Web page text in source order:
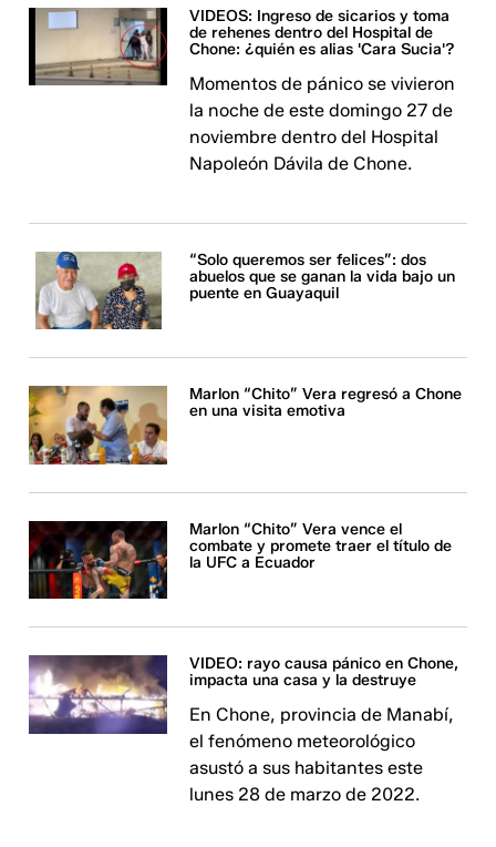
VIDEOS: Ingreso de sicarios y toma
de rehenes dentro del Hospital de
Chone: ¿quién es alias 'Cara Sucia'?
Momentos de pánico se vivieron
la noche de este domingo 27 de
noviembre dentro del Hospital
Napoleón Dávila de Chone.
“Solo queremos ser felices”: dos
abuelos que se ganan la vida bajo un
puente en Guayaquil
Marlon “Chito” Vera regresó a Chone
en una visita emotiva
Marlon “Chito” Vera vence el
combate y promete traer el título de
la UFC a Ecuador
VIDEO: rayo causa pánico en Chone,
impacta una casa y la destruye
En Chone, provincia de Manabí,
el fenómeno meteorológico
asustó a sus habitantes este
lunes 28 de marzo de 2022.